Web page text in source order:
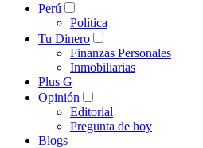
Perú
Política
Tu Dinero
Finanzas Personales
Inmobiliarias
Plus G
Opinión
Editorial
Pregunta de hoy
Blogs